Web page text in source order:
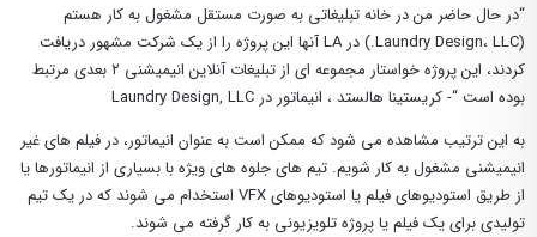
“در حال حاضر من در خانه تبلیغاتی به صورت مستقل مشغول به کار هستم
(Laundry Design، LLC.) در LA آنها این پروژه را از یک شرکت مشهور دریافت
کردند، این پروژه خواستار مجموعه ای از تبلیغات آنلاین انیمیشنی ۲ بعدی مرتبط
بوده است “- کریستینا هالستد ، انیماتور در Laundry Design, LLC
به این ترتیب مشاهده می شود که ممکن است به عنوان انیماتور، در فیلم های غیر
انیمیشنی مشغول به کار شویم. تیم های جلوه های ویژه با بسیاری از انیماتورها یا
از طریق استودیوهای فیلم یا استودیوهای VFX استخدام می شوند که در یک تیم
تولیدی برای یک فیلم یا پروژه تلویزیونی به کار گرفته می شوند.